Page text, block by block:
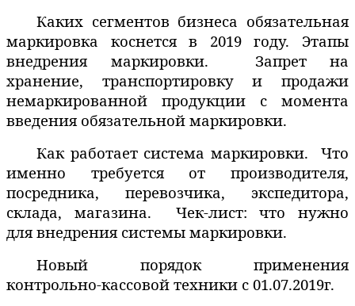
Каких сегментов бизнеса обязательная
маркировка коснется в 2019 году.
Этапы
внедрения маркировки.
Запрет на
хранение, транспортировку и продажи
немаркированной продукции с момента
введения обязательной маркировки.
Как работает система маркировки.
Что
именно требуется от производителя,
посредника, перевозчика, экспедитора,
склада, магазина. Чек-лист: что нужно
для внедрения системы маркировки.
Новый порядок применения
контрольно-кассовой техники с 01.07.2019г.